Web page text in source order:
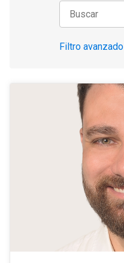
Filtro avanzado